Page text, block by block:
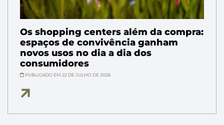
Os shopping centers além da compra:
espaços de convivência ganham
novos usos no dia a dia dos
consumidores
PUBLICADO EM 22 DE JULHO DE 2026